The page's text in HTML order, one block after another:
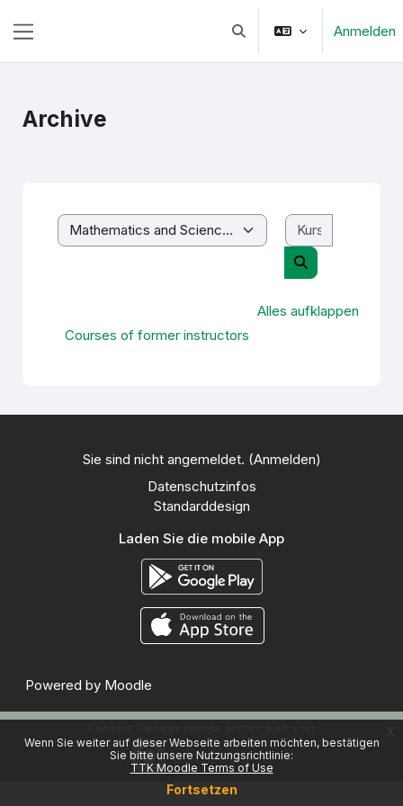
Wenn Sie weiter auf dieser Webseite arbeiten möchten, bestätigen
Sie bitte unsere Nutzungsrichtlinie:
TTK Moodle Terms of Use
Fortsetzen
x
Sucheingabe umschalten
Anmelden
Archive
Kursbereiche
Kurse suchen
Alles aufklappen
Courses of former instructors
Sie sind nicht angemeldet. (Anmelden)
Datenschutzinfos
Standarddesign
Laden Sie die mobile App
Powered by Moodle